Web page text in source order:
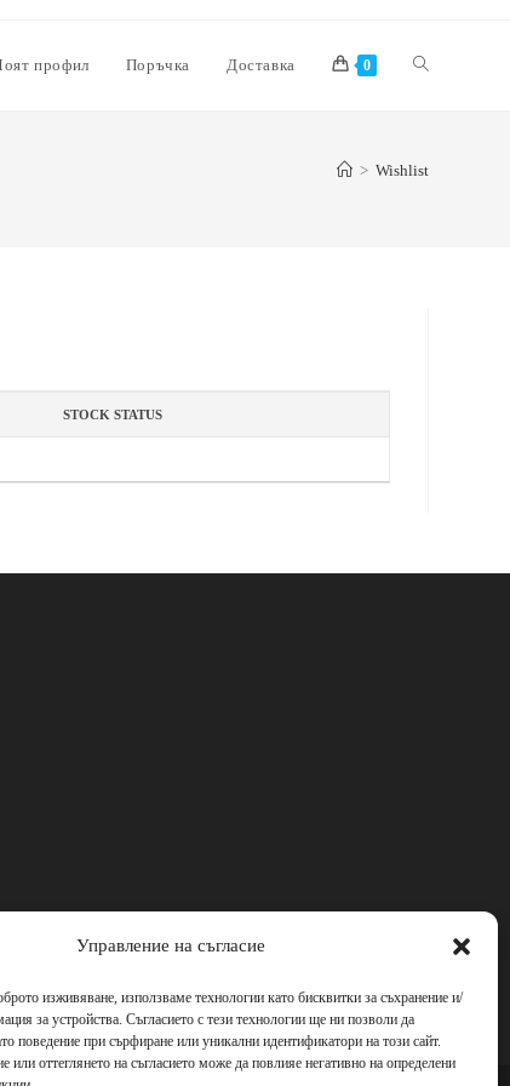
Управление на съгласие
изживяване, използваме технологии като бисквитки за съхранение и/
за устройства. Съгласието с тези технологии ще ни позволи да
поведение при сърфиране или уникални идентификатори на този сайт.
или оттеглянето на съгласието може да повлияе негативно на определени
профил Поръчка Доставка 0
> Wishlist
STOCK STATUS